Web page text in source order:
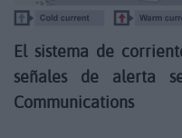
El sistema de
señales de alerta
Communications